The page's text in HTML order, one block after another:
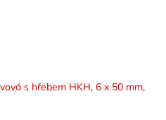
s hřebem HKH, 6 x 50 mm,